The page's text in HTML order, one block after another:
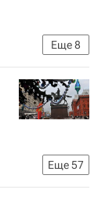
Еще8
Еще57